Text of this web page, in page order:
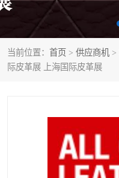
当前位置： 首页 > 供应商机 >
际皮革展 上海国际皮革展